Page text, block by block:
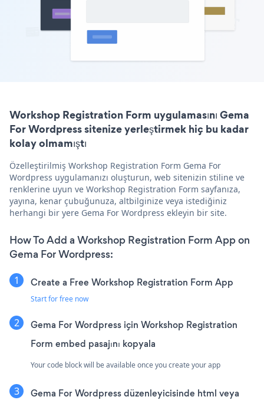
Workshop Registration Form uygulamasını Gema
For Wordpress sitenize yerleştirmek hiç bu kadar
kolay olmamıştı
Özelleştirilmiş Workshop Registration Form Gema For
Wordpress uygulamanızı oluşturun, web sitenizin stiline ve
renklerine uyun ve Workshop Registration Form sayfanıza,
yayına, kenar çubuğunuza, altbilginize veya istediğiniz
herhangi bir yere Gema For Wordpress ekleyin bir site.
How To Add a Workshop Registration Form App on
Gema For Wordpress:
Create a Free Workshop Registration Form App
Start for free now
Gema For Wordpress için Workshop Registration
Form embed pasajını kopyala
Your code block will be available once you create your app
Gema For Wordpress düzenleyicisinde html veya